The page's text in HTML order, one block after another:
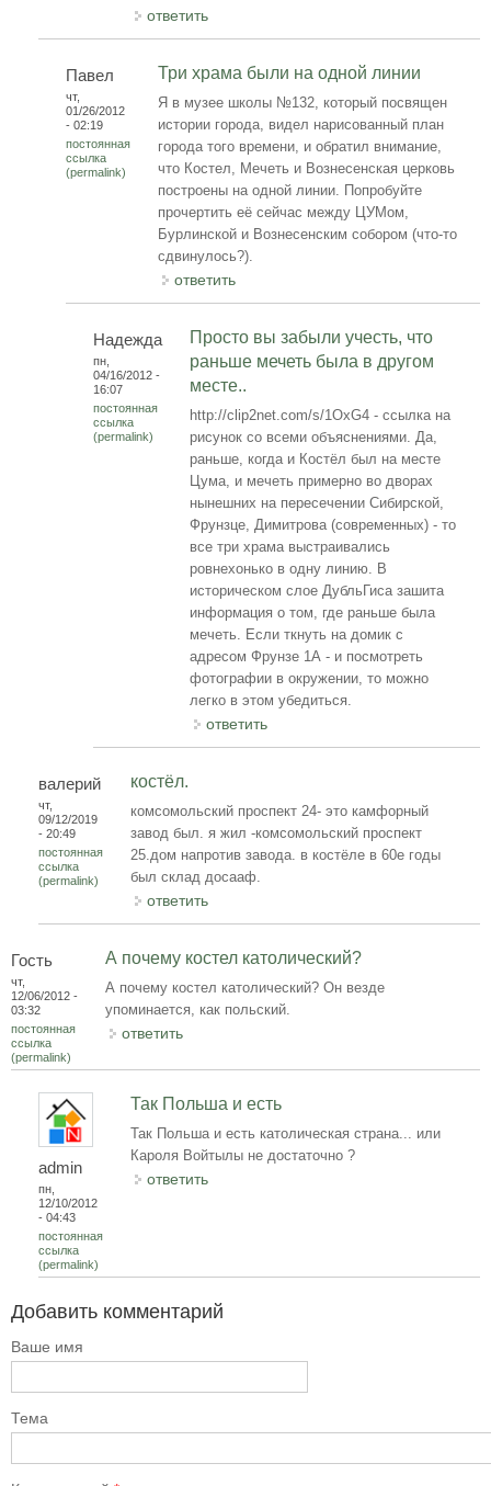
ответить
Павел
чт,
01/26/2012
- 02:19
постоянная
ссылка
(permalink)
Три храма были на одной линии
Я в музее школы №132, который посвящен
истории города, видел нарисованный план
города того времени, и обратил внимание,
что Костел, Мечеть и Вознесенская церковь
построены на одной линии. Попробуйте
прочертить её сейчас между ЦУМом,
Бурлинской и Вознесенским собором (что-то
сдвинулось?).
ответить
Надежда
пн,
04/16/2012 -
16:07
постоянная
ссылка
(permalink)
Просто вы забыли учесть, что
раньше мечеть была в другом
месте..
http://clip2net.com/s/1OxG4 - ссылка на
рисунок со всеми объяснениями. Да,
раньше, когда и Костёл был на месте
Цума, и мечеть примерно во дворах
нынешних на пересечении Сибирской,
Фрунзце, Димитрова (современных) - то
все три храма выстраивались
ровнехонько в одну линию. В
историческом слое ДубльГиса зашита
информация о том, где раньше была
мечеть. Если ткнуть на домик с
адресом Фрунзе 1А - и посмотреть
фотографии в окружении, то можно
легко в этом убедиться.
ответить
валерий
чт,
09/12/2019
- 20:49
постоянная
ссылка
(permalink)
костёл.
комсомольский проспект 24- это камфорный
завод был. я жил -комсомольский проспект
25.дом напротив завода. в костёле в 60е годы
был склад досааф.
ответить
Гость
чт,
12/06/2012 -
03:32
постоянная
ссылка
(permalink)
А почему костел католический?
А почему костел католический? Он везде
упоминается, как польский.
ответить
admin
пн,
12/10/2012
- 04:43
постоянная
ссылка
(permalink)
Так Польша и есть
Так Польша и есть католическая страна... или
Кароля Войтылы не достаточно ?
ответить
Добавить комментарий
Ваше имя
Тема